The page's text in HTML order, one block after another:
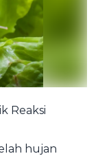
Reaksi
hujan